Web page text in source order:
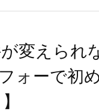
が変えられ
ォーで初